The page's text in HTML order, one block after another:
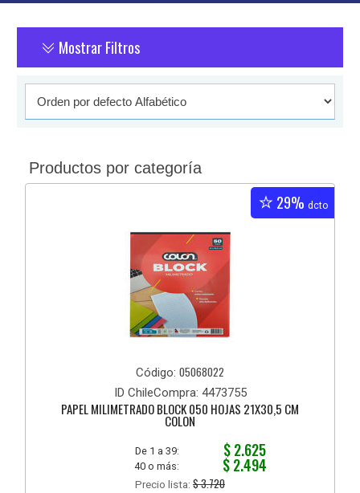
Mostrar Filtros
Productos por categoría
29% dcto
Código: 05068022
ID ChileCompra: 4473755
PAPEL MILIMETRADO BLOCK 050 HOJAS 21X30,5 CM
COLON
De 1 a 39: $ 2.625
40 o más: $ 2.494
Precio lista: $ 3.720